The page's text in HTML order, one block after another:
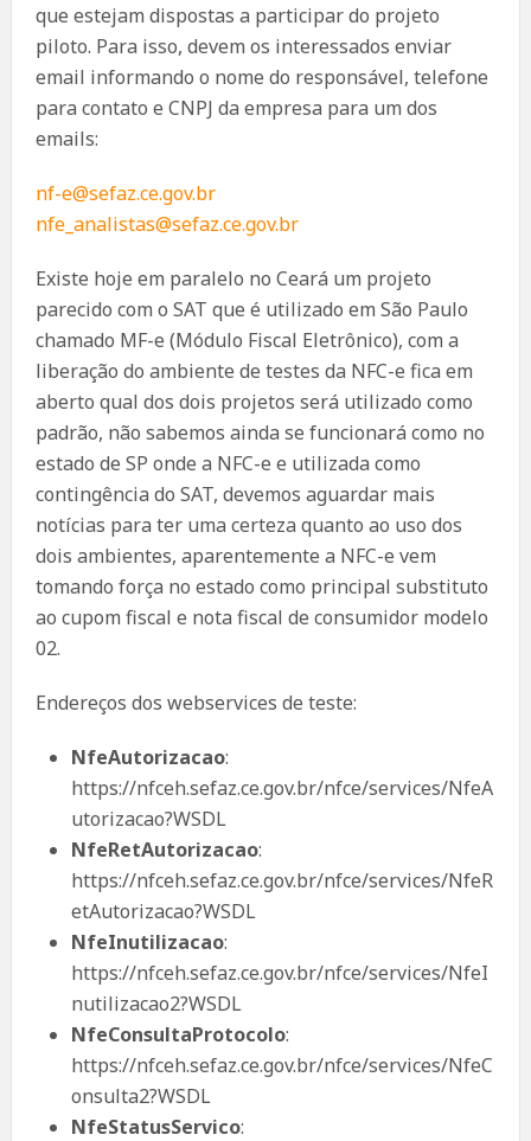
que estejam dispostas a participar do projeto
piloto. Para isso, devem os interessados enviar
email informando o nome do responsável, telefone
para contato e CNPJ da empresa para um dos
emails:
nf-e@sefaz.ce.gov.br
nfe_analistas@sefaz.ce.gov.br
Existe hoje em paralelo no Ceará um projeto
parecido com o SAT que é utilizado em São Paulo
chamado MF-e (Módulo Fiscal Eletrônico), com a
liberação do ambiente de testes da NFC-e fica em
aberto qual dos dois projetos será utilizado como
padrão, não sabemos ainda se funcionará como no
estado de SP onde a NFC-e e utilizada como
contingência do SAT, devemos aguardar mais
notícias para ter uma certeza quanto ao uso dos
dois ambientes, aparentemente a NFC-e vem
tomando força no estado como principal substituto
ao cupom fiscal e nota fiscal de consumidor modelo
02.
Endereços dos webservices de teste:
NfeAutorizacao:
https://nfceh.sefaz.ce.gov.br/nfce/services/NfeA
utorizacao?WSDL
NfeRetAutorizacao:
https://nfceh.sefaz.ce.gov.br/nfce/services/NfeR
etAutorizacao?WSDL
NfeInutilizacao:
https://nfceh.sefaz.ce.gov.br/nfce/services/NfeI
nutilizacao2?WSDL
NfeConsultaProtocolo:
https://nfceh.sefaz.ce.gov.br/nfce/services/NfeC
onsulta2?WSDL
NfeStatusServico: